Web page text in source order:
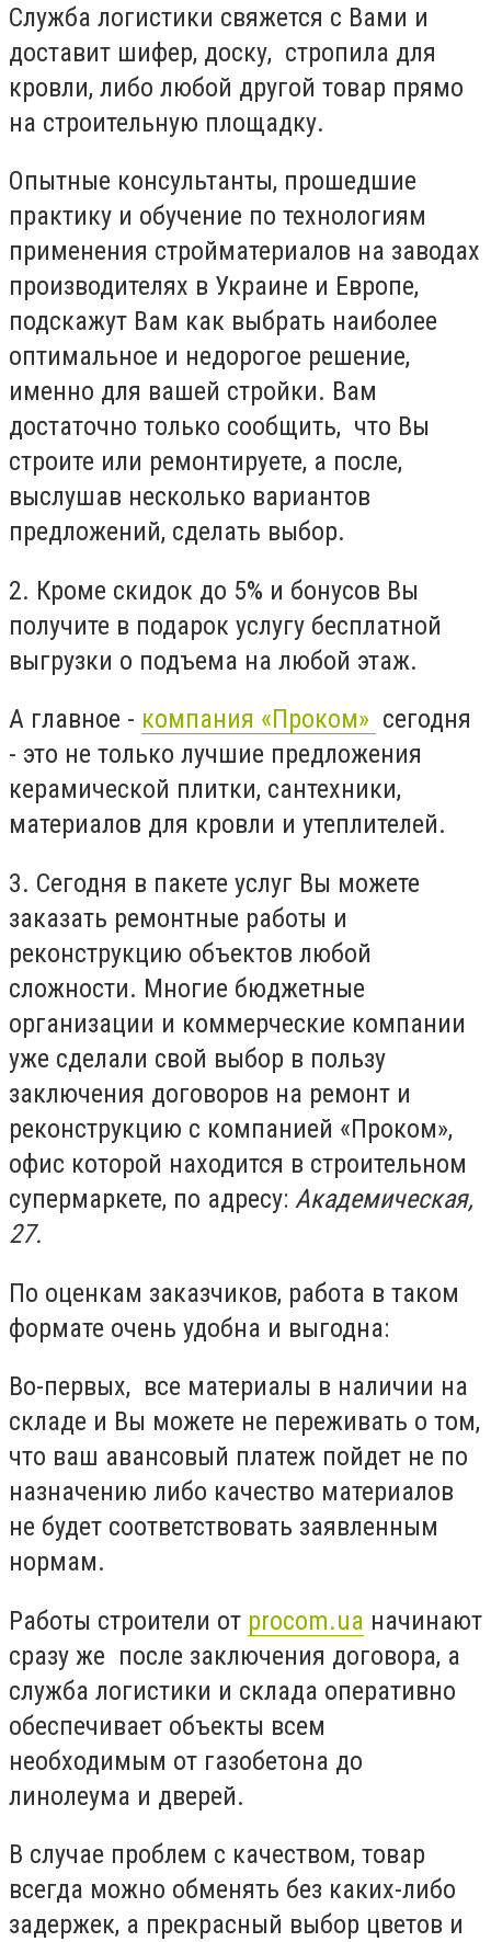
Служба логистики свяжется с Вами и
доставит шифер, доску, стропила для
кровли, либо любой другой товар прямо
на строительную площадку.
Опытные консультанты, прошедшие
практику и обучение по технологиям
применения стройматериалов на заводах
производителях в Украине и Европе,
подскажут Вам как выбрать наиболее
оптимальное и недорогое решение,
именно для вашей стройки. Вам
достаточно только сообщить, что Вы
строите или ремонтируете, а после,
выслушав несколько вариантов
предложений, сделать выбор.
2. Кроме скидок до 5% и бонусов Вы
получите в подарок услугу бесплатной
выгрузки о подъема на любой этаж.
А главное - компания «Проком» сегодня
- это не только лучшие предложения
керамической плитки, сантехники,
материалов для кровли и утеплителей.
3. Сегодня в пакете услуг Вы можете
заказать ремонтные работы и
реконструкцию объектов любой
сложности. Многие бюджетные
организации и коммерческие компании
уже сделали свой выбор в пользу
заключения договоров на ремонт и
реконструкцию с компанией «Проком»,
офис которой находится в строительном
супермаркете, по адресу: Академическая,
27.
По оценкам заказчиков, работа в таком
формате очень удобна и выгодна:
Во-первых, все материалы в наличии на
складе и Вы можете не переживать о том,
что ваш авансовый платеж пойдет не по
назначению либо качество материалов
не будет соответствовать заявленным
нормам.
Работы строители от procom.ua начинают
сразу же после заключения договора, а
служба логистики и склада оперативно
обеспечивает объекты всем
необходимым от газобетона до
линолеума и дверей.
В случае проблем с качеством, товар
всегда можно обменять без каких-либо
задержек, а прекрасный выбор цветов и